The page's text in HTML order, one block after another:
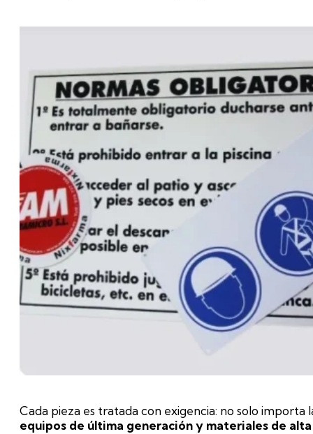
Cada pieza es tratada con exigencia: no solo importa
equipos de última generación y materiales de